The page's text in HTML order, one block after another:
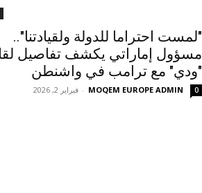
"لمست احتراما للدولة ولقيادتنا"..
مسؤول إماراتي يكشف تفاصيل
"ودي" مع ترامب في واشنطن
MOQEM EUROPE ADMIN
- فبراير 2, 2026 0